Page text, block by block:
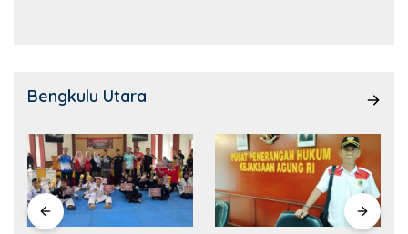
Bengkulu Utara